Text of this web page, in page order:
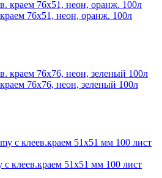
76х51, неон, оранж. 100л
76х76, неон, зеленый 100л
клеев.краем 51x51 мм 100 лист